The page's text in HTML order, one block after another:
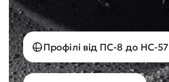
Профілі від ПС-8 до НС-57